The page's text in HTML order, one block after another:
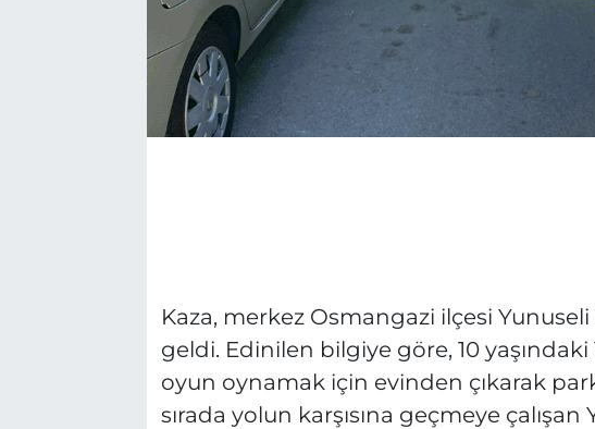
Kaza, merkez Osmangazi ilçesi
geldi. Edinilen bilgiye göre, 10 yaşındaki
oyun oynamak için evinden çıkarak
sırada yolun karşısına geçmeye çalışan
RESMİ İLAN